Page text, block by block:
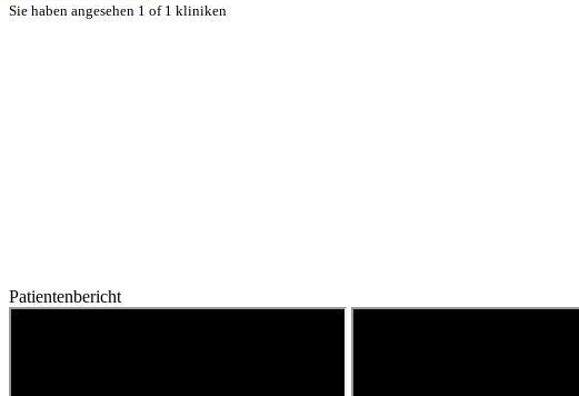
Sie haben angesehen 1 of 1 kliniken
Patientenbericht